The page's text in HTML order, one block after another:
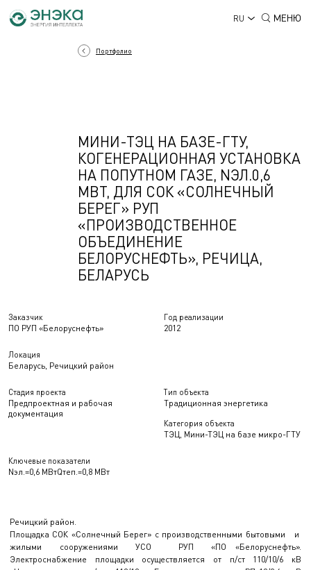
RU МЕНЮ
Заказчик
ПО РУП «Белоруснефть»
Год реализации
2012
Локация
Беларусь, Речицкий район
Стадия проекта
Предпроектная и рабочая
документация
Тип объекта
Традиционная энергетика
Категория объекта
ТЭЦ, Мини-ТЭЦ на базе микро-ГТУ
Ключевые показатели
Nэл.=0,6 МВтQтеп.=0,8 МВт
Портфолио
МИНИ-ТЭЦ НА БАЗЕ-ГТУ,
КОГЕНЕРАЦИОННАЯ УСТАНОВКА
НА ПОПУТНОМ ГАЗЕ, NЭЛ.0,6
МВТ, ДЛЯ СОК «СОЛНЕЧНЫЙ
БЕРЕГ» РУП
«ПРОИЗВОДСТВЕННОЕ
ОБЪЕДИНЕНИЕ
БЕЛОРУСНЕФТЬ», РЕЧИЦА,
БЕЛАРУСЬ
Речицкий район.
Площадка СОК «Солнечный Берег» с производственными бытовыми и
жилыми сооружениями УСО РУП «ПО «Белоруснефть».
Электроснабжение площадки осуществляется от п/ст 110/10/6 кВ